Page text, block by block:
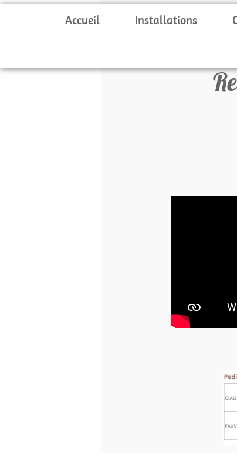
Accueil Installations